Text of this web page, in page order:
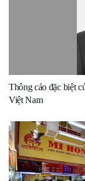
Thông cáo đặc biệt
Việt Nam